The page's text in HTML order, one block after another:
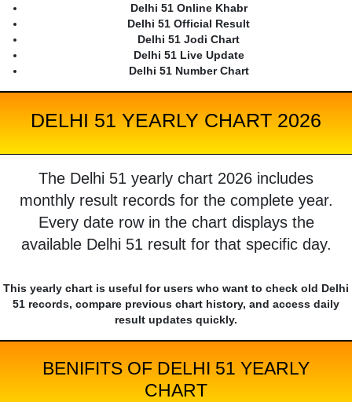
Delhi 51 Online Khabr
Delhi 51 Official Result
Delhi 51 Jodi Chart
Delhi 51 Live Update
Delhi 51 Number Chart
DELHI 51 YEARLY CHART 2026
The Delhi 51 yearly chart 2026 includes
monthly result records for the complete year.
Every date row in the chart displays the
available Delhi 51 result for that specific day.
This yearly chart is useful for users who want to check old Delhi
51 records, compare previous chart history, and access daily
result updates quickly.
BENIFITS OF DELHI 51 YEARLY
CHART